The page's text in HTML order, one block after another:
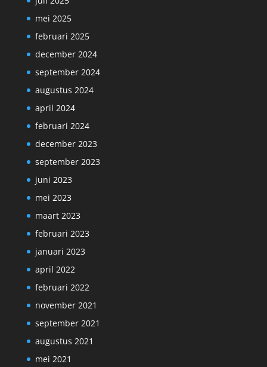
mei 2025
februari 2025
december 2024
september 2024
augustus 2024
april 2024
februari 2024
december 2023
september 2023
juni 2023
mei 2023
maart 2023
februari 2023
januari 2023
april 2022
februari 2022
november 2021
september 2021
augustus 2021
mei 2021